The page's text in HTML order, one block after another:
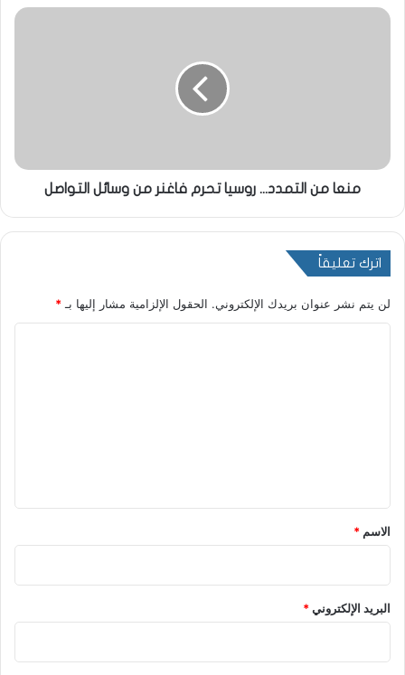
منعا من التمدد... روسيا تحرم فاغنر من وسائل التواصل
اترك تعليقاً
لن يتم نشر عنوان بريدك الإلكتروني. الحقول الإلزامية مشار إليها بـ*
*
الاسم *
البريد الإلكتروني*